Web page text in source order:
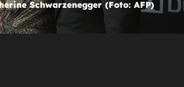
Schwarzenegger (Foto: AFP)